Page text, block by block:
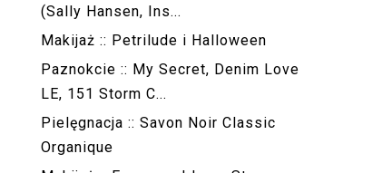
(Sally Hansen, Ins...
Makijaż :: Petrilude i Halloween
Paznokcie :: My Secret, Denim Love
LE, 151 Storm C...
Pielęgnacja :: Savon Noir Classic
Organique